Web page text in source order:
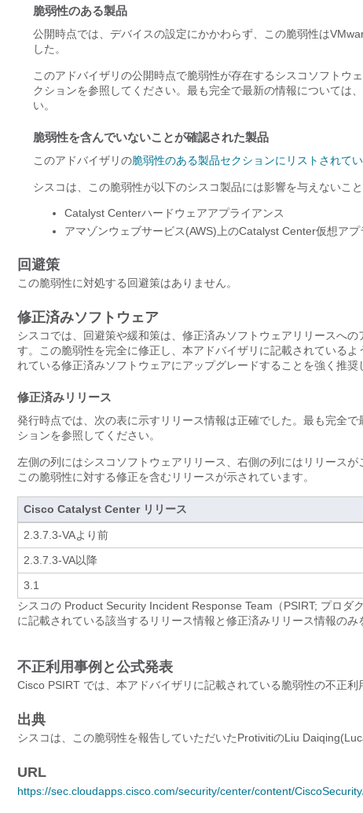
脆弱性のある製品
公開時点では、デバイスの設定にかかわらず、この脆弱性は
した。
このアドバイザリの公開時点で脆弱性が存在するシスコソフトウ
クションを参照してください。最も完全で最新の情報については
い。
脆弱性を含んでいないことが確認された製品
このアドバイザリの脆弱性のある製品セクションにリストされて
シスコは、この脆弱性が以下のシスコ製品には影響を与えないこと
Catalyst Centerハードウェアアプライアンス
アマゾンウェブサービス(AWS)上のCatalyst Center仮想アプ
回避策
この脆弱性に対処する回避策はありません。
修正済みソフトウェア
シスコでは、回避策や緩和策は、修正済みソフトウェアリリースへ
す。この脆弱性を完全に修正し、本アドバイザリに記載されている
れている修正済みソフトウェアにアップグレードすることを強く推奨
修正済みリリース
発行時点では、次の表に示すリリース情報は正確でした。最も完全
ションを参照してください。
左側の列にはシスコソフトウェアリリース、右側の列にはリリース
この脆弱性に対する修正を含むリリースが示されています。
Cisco Catalyst Center リリース
2.3.7.3-VAより前
2.3.7.3-VA以降
3.1
シスコの Product Security Incident Response Team（PSIRT; プロダ
に記載されている該当するリリース情報と修正済みリリース情報のみ
不正利用事例と公式発表
Cisco PSIRT では、本アドバイザリに記載されている脆弱性の不正利
出典
シスコは、この脆弱性を報告していただいたProtivitiのLiu
URL
https://sec.cloudapps.cisco.com/security/center/content/